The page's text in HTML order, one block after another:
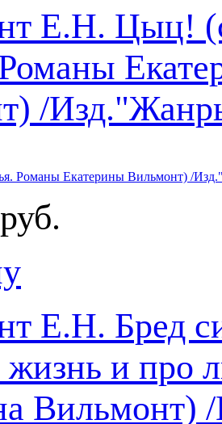
Романы Екатерины Вильмонт) /
руб.